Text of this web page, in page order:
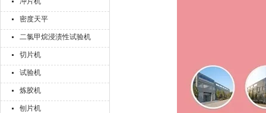
密度天平
二氯甲烷浸渍性试验机
切片机
试验机
炼胶机
刨片机